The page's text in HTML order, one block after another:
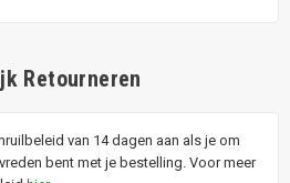
Retourneren
van 14 dagen aan als je om
bent met je bestelling. Voor meer